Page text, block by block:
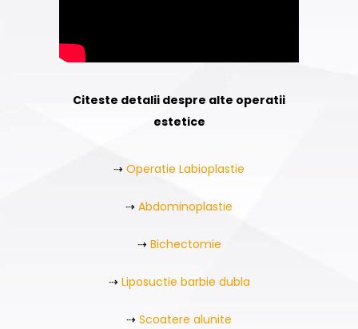
Citeste detalii despre alte operatii
estetice
⇢ Operatie Labioplastie
⇢ Abdominoplastie
⇢ Bichectomie
⇢ Liposuctie barbie dubla
⇢ Scoatere alunite